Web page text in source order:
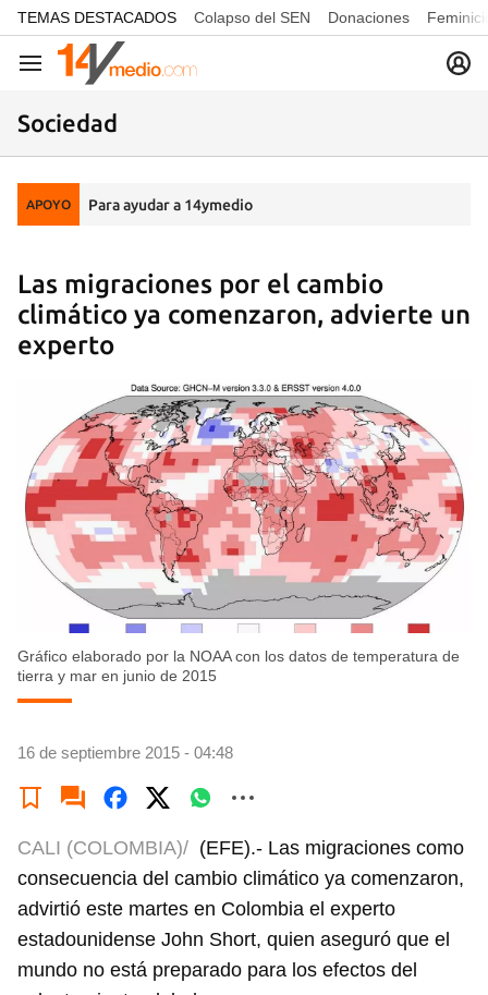
common.go-to-content
TEMAS DESTACADOS Colapso del SEN Donaciones
Navegación
Sociedad
APOYO Para ayudar a 14ymedio
Las migraciones por el cambio
climático ya comenzaron, advierte un
experto
Gráfico elaborado por la NOAA con los datos de temperatura de
tierra y mar en junio de 2015
16 de septiembre 2015 - 04:48
CALI (COLOMBIA)/ (EFE).- Las migraciones como
consecuencia del cambio climático ya comenzaron,
advirtió este martes en Colombia el experto
estadounidense John Short, quien aseguró que el
mundo no está preparado para los efectos del